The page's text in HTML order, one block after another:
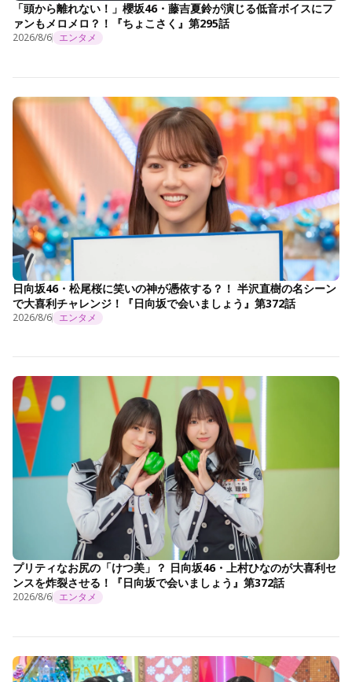
「頭から離れない！」櫻坂46・藤吉夏鈴が演じる低音ボイスにフ
ァンもメロメロ？！『ちょこさく』第295話
2026/8/6 エンタメ
日向坂46・松尾桜に笑いの神が憑依する？！ 半沢直樹の名シーン
で大喜利チャレンジ！『日向坂で会いましょう』第372話
2026/8/6 エンタメ
プリティなお尻の「けつ美」？ 日向坂46・上村ひなのが大喜利セ
ンスを炸裂させる！『日向坂で会いましょう』第372話
2026/8/6 エンタメ